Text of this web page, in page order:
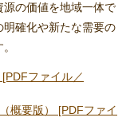
の価値を地域一体で
確化や新たな需要の
ファイル／
概要版） [PDFファイ